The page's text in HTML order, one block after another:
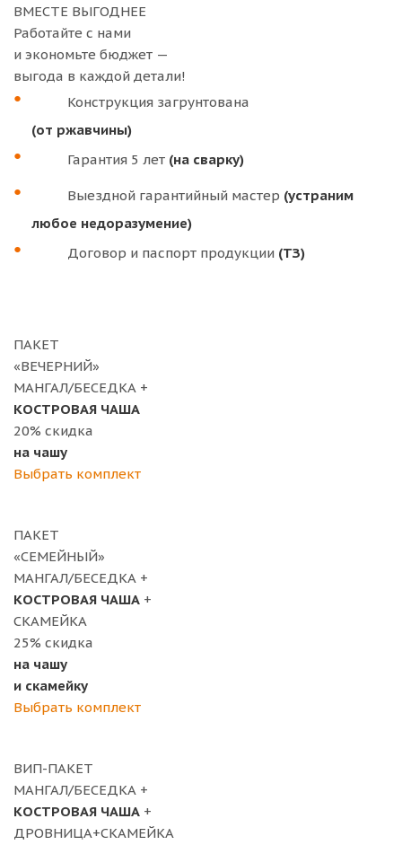
ВМЕСТЕ ВЫГОДНЕЕ
Работайте с нами
и экономьте бюджет —
выгода в каждой детали!
Конструкция загрунтована
(от ржавчины)
Гарантия 5 лет (на сварку)
Выездной гарантийный мастер (устраним
любое недоразумение)
Договор и паспорт продукции (ТЗ)
ПАКЕТ
«ВЕЧЕРНИЙ»
МАНГАЛ/БЕСЕДКА +
КОСТРОВАЯ ЧАША
20% скидка
на чашу
Выбрать комплект
ПАКЕТ
«СЕМЕЙНЫЙ»
МАНГАЛ/БЕСЕДКА +
КОСТРОВАЯ ЧАША +
СКАМЕЙКА
25% скидка
на чашу
и скамейку
Выбрать комплект
ВИП-ПАКЕТ
МАНГАЛ/БЕСЕДКА +
КОСТРОВАЯ ЧАША +
ДРОВНИЦА+СКАМЕЙКА